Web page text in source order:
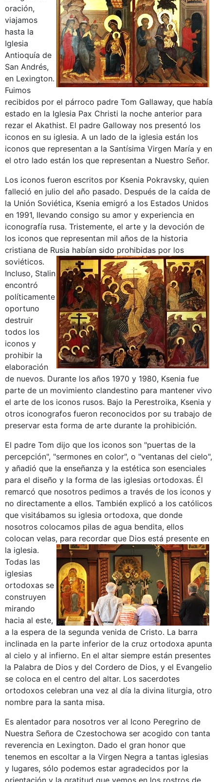
oración,
viajamos
hasta la
Iglesia
Antioquía de
San Andrés,
en Lexington.
Fuimos
recibidos por el párroco padre Tom Gallaway, que había
estado en la Iglesia Pax Christi la noche anterior para
rezar el Akathist. El padre Galloway nos presentó los
iconos en su iglesia. A un lado de la iglesia están los
iconos que representan a la Santísima Virgen María y en
el otro lado están los que representan a Nuestro Señor.
Los iconos fueron escritos por Ksenia Pokravsky, quien
falleció en julio del año pasado. Después de la caída de
la Unión Soviética, Ksenia emigró a los Estados Unidos
en 1991, llevando consigo su amor y experiencia en
iconografía rusa. Tristemente, el arte y la devoción de
los iconos que representan mil años de la historia
cristiana de Rusia habían sido prohibidas por los
soviéticos.
Incluso, Stalin
encontró
políticamente
oportuno
destruir
todos los
iconos y
prohibir la
elaboración
de nuevos. Durante los años 1970 y 1980, Ksenia fue
parte de un movimiento clandestino para mantener vivo
el arte de los iconos rusos. Bajo la Perestroika, Ksenia y
otros iconografos fueron reconocidos por su trabajo de
preservar esta forma de arte durante la prohibición.
El padre Tom dijo que los iconos son "puertas de la
percepción", "sermones en color", o "ventanas del cielo",
y añadió que la enseñanza y la estética son esenciales
para el diseño y la forma de las iglesias ortodoxas. Él
remarcó que nosotros pedimos a través de los iconos y
no directamente a ellos. También explicó a los católicos
que visitábamos su iglesia ortodoxa, que donde
nosotros colocamos pilas de agua bendita, ellos
colocan velas, para recordar que Dios está presente en
la iglesia.
Todas las
iglesias
ortodoxas se
construyen
mirando
hacia al este,
a la espera de la segunda venida de Cristo. La barra
inclinada en la parte inferior de la cruz ortodoxa apunta
al cielo y al infierno. En el altar siempre están presentes
la Palabra de Dios y del Cordero de Dios, y el Evangelio
se coloca en el centro del altar. Los sacerdotes
ortodoxos celebran una vez al día la divina liturgia, otro
nombre para la santa misa.
Es alentador para nosotros ver al Icono Peregrino de
Nuestra Señora de Czestochowa ser acogido con tanta
reverencia en Lexington. Dado el gran honor que
tenemos en escoltar a la Virgen Negra a tantas iglesias
y lugares, sólo podemos estar agradecidos por la